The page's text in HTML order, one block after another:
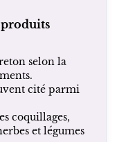
produits
selon la
cité parmi
coquillages,
et légumes